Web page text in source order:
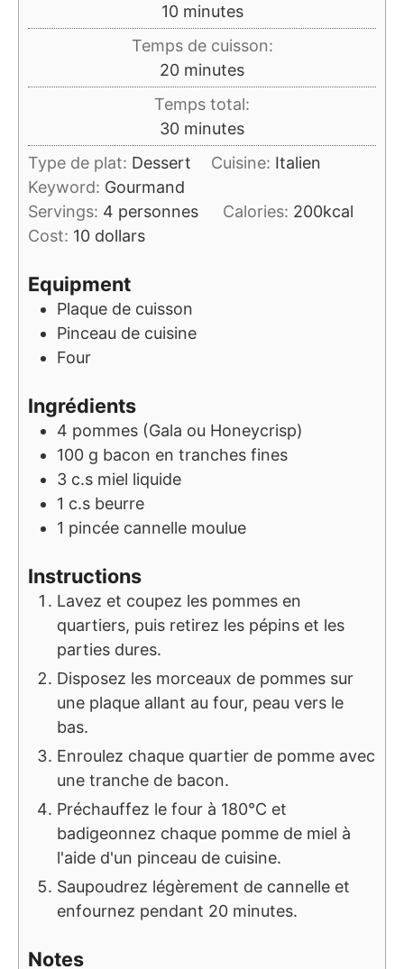
10minutes
minutes
Temps de cuisson:
20minutes
minutes
Temps total:
30minutes
minutes
Type de plat: Dessert Cuisine: Italien
Keyword: Gourmand
Servings: 4 personnes Calories: 200kcal
Cost: 10 dollars
Equipment
Plaque de cuisson
Pinceau de cuisine
Four
Ingrédients
4 pommes (Gala ou Honeycrisp)
100 g bacon en tranches fines
3 c.s miel liquide
1 c.s beurre
1 pincée cannelle moulue
Instructions
Lavez et coupez les pommes en
quartiers, puis retirez les pépins et les
parties dures.
Disposez les morceaux de pommes sur
une plaque allant au four, peau vers le
bas.
Enroulez chaque quartier de pomme avec
une tranche de bacon.
Préchauffez le four à 180°C et
badigeonnez chaque pomme de miel à
l'aide d'un pinceau de cuisine.
Saupoudrez légèrement de cannelle et
enfournez pendant 20 minutes.
Notes